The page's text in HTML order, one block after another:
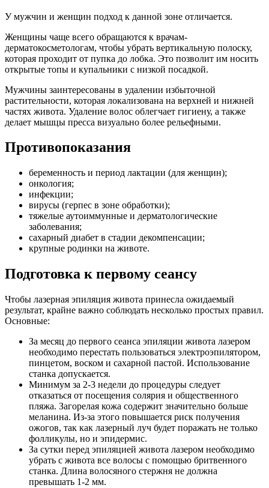
У мужчин и женщин подход к данной зоне отличается.
Женщины чаще всего обращаются к врачам-
дерматокосметологам, чтобы убрать вертикальную полоску,
которая проходит от пупка до лобка. Это позволит им носить
открытые топы и купальники с низкой посадкой.
Мужчины заинтересованы в удалении избыточной
растительности, которая локализована на верхней и нижней
частях живота. Удаление волос облегчает гигиену, а также
делает мышцы пресса визуально более рельефными.
Противопоказания
беременность и период лактации (для женщин);
онкология;
инфекции;
вирусы (герпес в зоне обработки);
тяжелые аутоиммунные и дерматологические
заболевания;
сахарный диабет в стадии декомпенсации;
крупные родинки на животе.
Подготовка к первому сеансу
Чтобы лазерная эпиляция живота принесла ожидаемый
результат, крайне важно соблюдать несколько простых правил.
Основные:
За месяц до первого сеанса эпиляции живота лазером
необходимо перестать пользоваться электроэпилятором,
пинцетом, воском и сахарной пастой. Использование
станка допускается.
Минимум за 2-3 недели до процедуры следует
отказаться от посещения солярия и общественного
пляжа. Загорелая кожа содержит значительно больше
меланина. Из-за этого повышается риск получения
ожогов, так как лазерный луч будет поражать не только
фолликулы, но и эпидермис.
За сутки перед эпиляцией живота лазером необходимо
убрать с живота все волосы с помощью бритвенного
станка. Длина волосяного стержня не должна
превышать 1-2 мм.